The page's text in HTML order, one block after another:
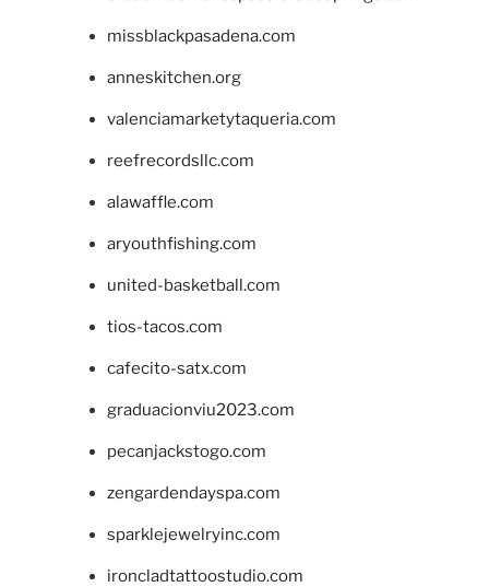
missblackpasadena.com
anneskitchen.org
valenciamarketytaqueria.com
reefrecordsllc.com
alawaffle.com
aryouthfishing.com
united-basketball.com
tios-tacos.com
cafecito-satx.com
graduacionviu2023.com
pecanjackstogo.com
zengardendayspa.com
sparklejewelryinc.com
ironcladtattoostudio.com